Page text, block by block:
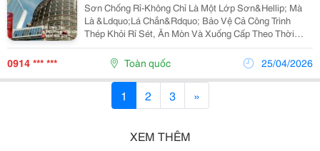
Sơn Chống Rỉ-Không Chỉ Là Một Lớp Sơn&Hellip; Mà
Là &Ldquo;Lá Chắn&Rdquo; Bảo Vệ Cả Công Trình
Thép Khỏi Rỉ Sét, Ăn Mòn Và Xuống Cấp Theo Thời
Gian. Sơn Chống Rỉ Nippon &Ndash; Giải Pháp Cho Mọi
Bề Mặt Kim Loại ✔️ Bám Dính Cực Tốt Trên Thép, Kết...
0914 *** *** Toàn quốc 25/04/2026
1 2 3 »
XEM THÊM